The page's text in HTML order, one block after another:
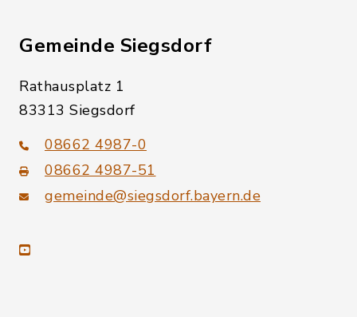
Gemeinde Siegsdorf
Rathausplatz 1
83313 Siegsdorf
08662 4987-0
08662 4987-51
gemeinde@siegsdorf.bayern.de
youtube